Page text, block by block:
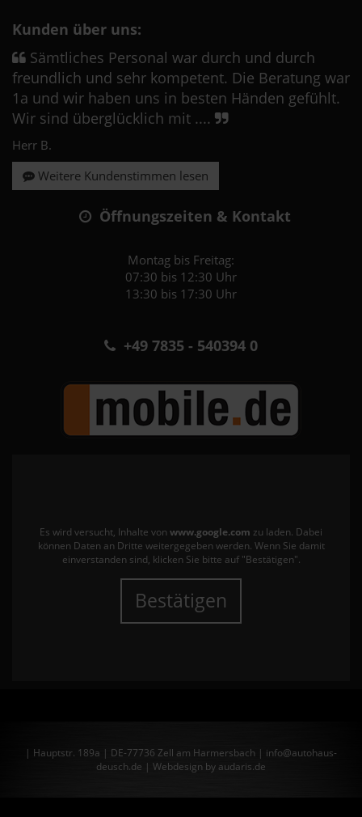
Kunden über uns:
Sämtliches Personal war durch und durch
freundlich und sehr kompetent. Die Beratung war
1a und wir haben uns in besten Händen gefühlt.
Wir sind überglücklich mit ....
Herr B.
Weitere Kundenstimmen lesen
Öffnungszeiten & Kontakt
Montag bis Freitag:
07:30 bis 12:30 Uhr
13:30 bis 17:30 Uhr
+49 7835 - 540394 0
Es wird versucht, Inhalte von www.google.com zu laden. Dabei
können Daten an Dritte weitergegeben werden. Wenn Sie damit
einverstanden sind, klicken Sie bitte auf "Bestätigen".
Bestätigen
| Hauptstr. 189a | DE-77736 Zell am Harmersbach | info@autohaus-
deusch.de | Webdesign by audaris.de